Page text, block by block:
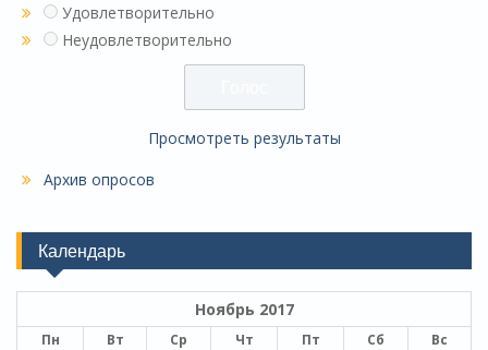
Удовлетворительно
Неудовлетворительно
Просмотреть результаты
Архив опросов
Календарь
Ноябрь 2017
Пн Вт Ср Чт Пт Сб
Вс